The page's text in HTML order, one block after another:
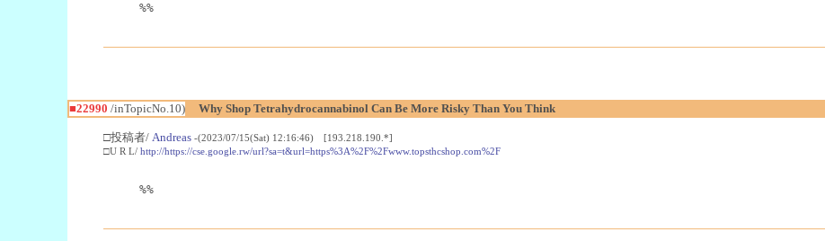
%%
■22990 /inTopicNo.10) Why Shop Tetrahydrocannabinol Can Be More Risky Than You Think
□投稿者/ Andreas -(2023/07/15(Sat) 12:16:46) [193.218.190.*]
□U R L/ http://https://cse.google.rw/url?sa=t&url=https%3A%2F%2Fwww.topsthcshop.com%2F
%%